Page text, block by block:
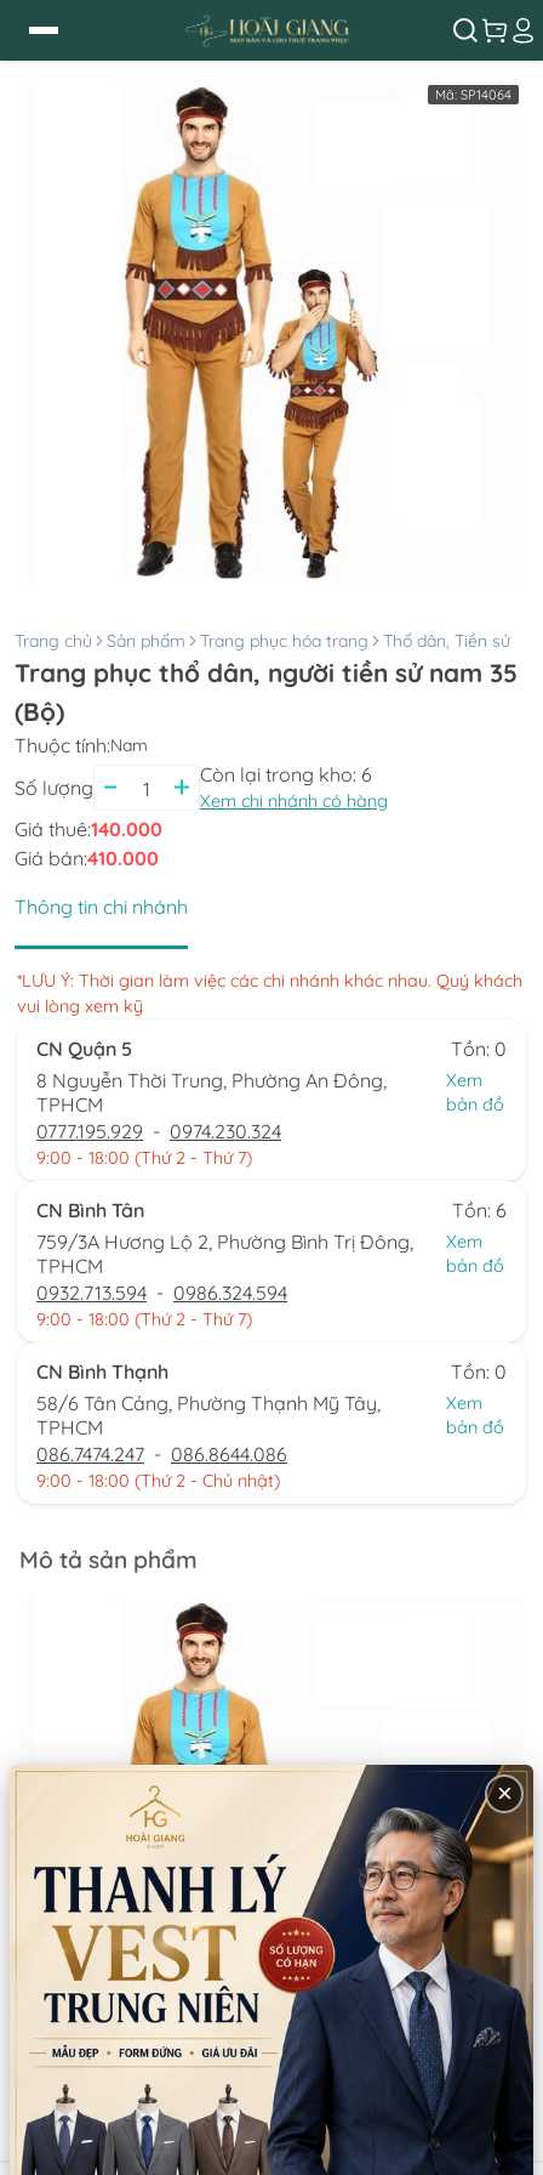
Mã: SP14064
Trang chủ Sản phẩm Trang phục hóa trang Thổ dân, Tiền sử
Trang phục thổ dân, người tiền sử nam 35
(Bộ)
Thuộc tính:Nam
Số lượng
Còn lại trong kho: 6
Xem chi nhánh có hàng
Giá thuê:140.000
Giá bán:410.000
Thông tin chi nhánh
*LƯU Ý: Thời gian làm việc các chi nhánh khác nhau. Quý khách
vui lòng xem kỹ
CN Quận 5
Tồn: 0
8 Nguyễn Thời Trung, Phường An Đông,
TPHCM
Xem
bản đồ
0777.195.929 - 0974.230.324
9:00 - 18:00 (Thứ 2 - Thứ 7)
CN Bình Tân
Tồn: 6
759/3A Hương Lộ 2, Phường Bình Trị Đông,
TPHCM
Xem
bản đồ
0932.713.594 - 0986.324.594
9:00 - 18:00 (Thứ 2 - Thứ 7)
CN Bình Thạnh
Tồn: 0
58/6 Tân Cảng, Phường Thạnh Mỹ Tây,
TPHCM
Xem
bản đồ
086.7474.247 - 086.8644.086
9:00 - 18:00 (Thứ 2 - Chủ nhật)
Mô tả sản phẩm
Sản phẩm tương tự
×